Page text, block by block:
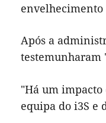
envelhecimento
Após a
testemunharam
"Há um
equipa do i3S e